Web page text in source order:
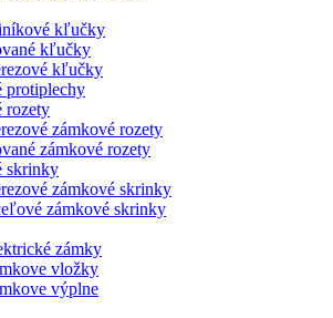
kľučky
kľučky
kľučky
protiplechy
rozety
zámkové rozety
zámkové rozety
skrinky
zámkové skrinky
zámkové skrinky
zámky
vložky
výplne